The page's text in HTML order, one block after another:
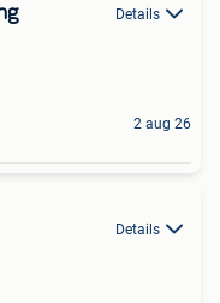
Details
2 aug 26
Details